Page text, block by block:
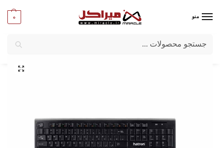
منو 0
میراکل/کامپیوتر/قطعات جانبی